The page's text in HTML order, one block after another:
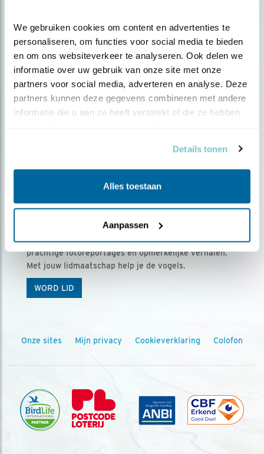
We gebruiken cookies om content en advertenties te
personaliseren, om functies voor social media te bieden
en om ons websiteverkeer te analyseren. Ook delen we
informatie over uw gebruik van onze site met onze
partners voor social media, adverteren en analyse. Deze
partners kunnen deze gegevens combineren met andere
informatie die u aan ze heeft verstrekt of die ze hebben
Details tonen
Alles toestaan
Aanpassen
Ontvang 5 x Vogels voor € 36,00 per jaar
Vogels is het tijdschrift voor onze leden, met
prachtige fotoreportages en opmerkelijke verhalen.
Met jouw lidmaatschap help je de vogels.
WORD LID
Onze sites Mijn privacy Cookieverklaring Colofon